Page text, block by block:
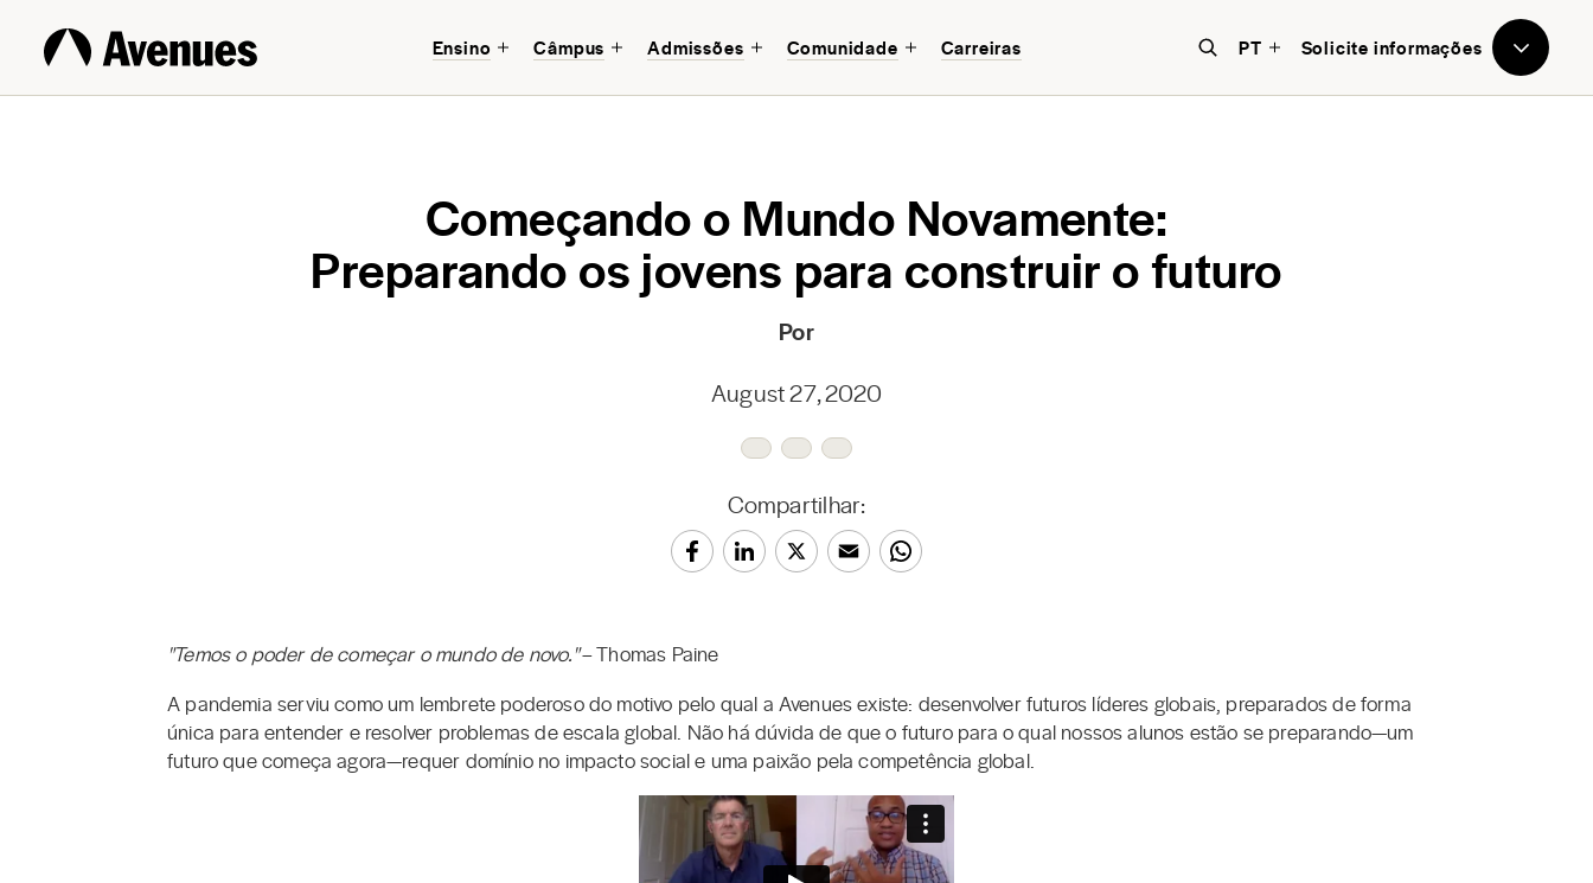
Ensino Câmpus Admissões Comunidade Carreiras PT Solicite informações
Começando o Mundo Novamente:
Preparando os jovens para construir o futuro
Por
August 27, 2020
Compartilhar:
"Temos o poder de começar o mundo de novo."– Thomas Paine
A pandemia serviu como um lembrete poderoso do motivo pelo qual a Avenues existe: desenvolver futuros líderes globais, preparados de forma
única para entender e resolver problemas de escala global. Não há dúvida de que o futuro para o qual nossos alunos estão se preparando—um
futuro que começa agora—requer domínio no impacto social e uma paixão pela competência global.